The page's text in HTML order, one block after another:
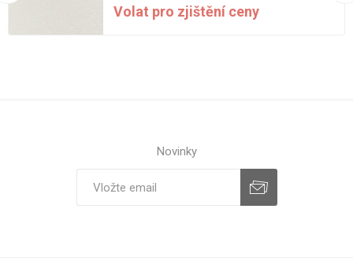
Volat pro zjištění ceny
Novinky